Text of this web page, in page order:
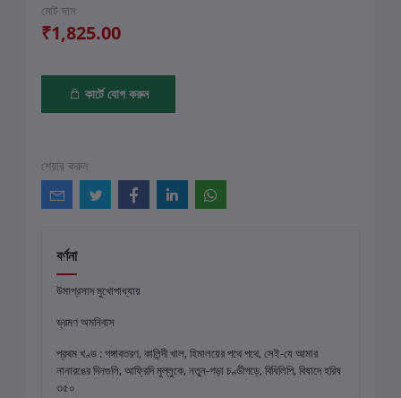
মোট দাম
₹1,825.00
কার্টে যোগ করুন
শেয়ার করুন
বর্ণনা
উমাপ্রসাদ মুখোপাধ্যায়
ভ্রমণ অমনিবাস
প্রথম খণ্ড : গঙ্গাবতরণ, কালিন্দী খাল, হিমালয়ের পথে পথে, সেই-যে আমার
নানারঙের দিনগুলি, আফ্রিদি মুল্লুকে, নতুন-গড়া চণ্ডীগড়ে, বিধিলিপি, বিষাদে হরিষ
৩৫০